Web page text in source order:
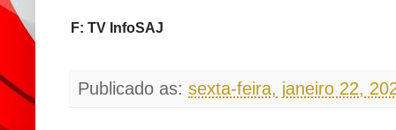
F: TV InfoSAJ
Publicado as: sexta-feira, janeiro 22,